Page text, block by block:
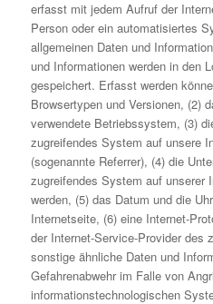
erfasst mit jedem Aufruf der
Person oder ein automatisiertes
allgemeinen Daten und
und Informationen werden in den
gespeichert. Erfasst werden
Browsertypen und Versionen, (2)
verwendete Betriebssystem, (3)
zugreifendes System auf unsere
(sogenannte Referrer), (4) die
zugreifendes System auf unserer
werden, (5) das Datum und die
Internetseite, (6) eine Internet-
der Internet-Service-Provider des
sonstige ähnliche Daten und
Gefahrenabwehr im Falle von
informationstechnologischen